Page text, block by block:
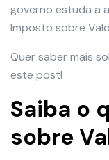
governo estuda a
Imposto sobre
Quer saber mais
este post!
Saiba o
sobre